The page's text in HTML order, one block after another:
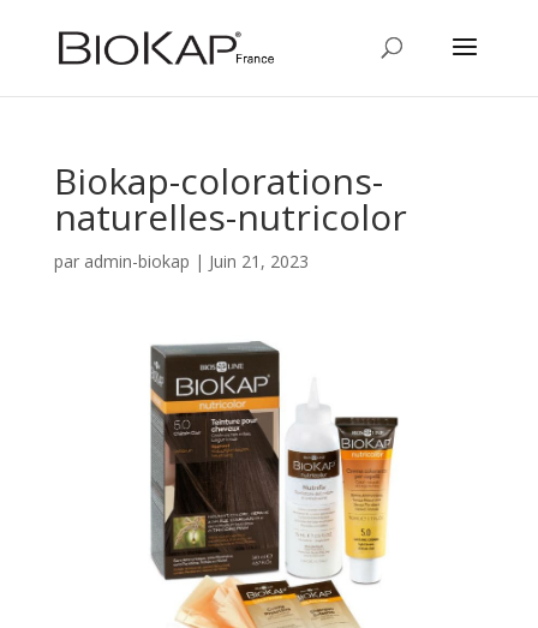
Biokap-colorations-
naturelles-nutricolor
par admin-biokap | Juin 21, 2023